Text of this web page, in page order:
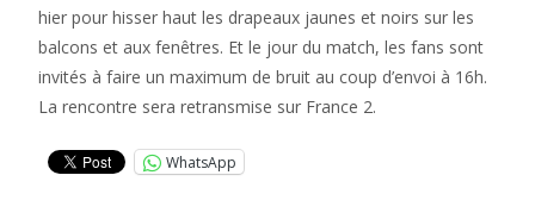
hier pour hisser haut les drapeaux jaunes et noirs sur les
balcons et aux fenêtres. Et le jour du match, les fans sont
invités à faire un maximum de bruit au coup d’envoi à 16h.
La rencontre sera retransmise sur France 2.
WhatsApp